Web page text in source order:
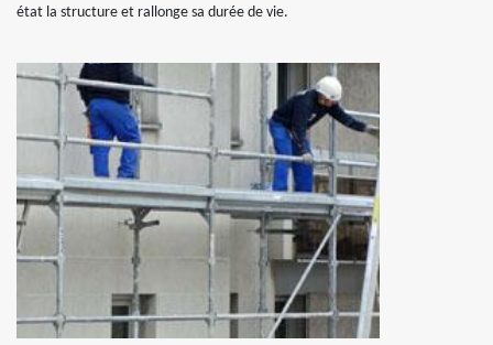
état la structure et rallonge sa durée de vie.